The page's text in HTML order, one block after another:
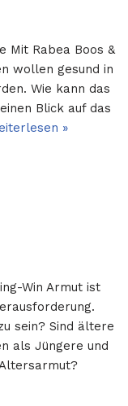
Mit Rabea Boos &
wollen gesund in
Wie kann das
Blick auf das
»
Win Armut ist
sein? Sind ältere
als Jüngere und